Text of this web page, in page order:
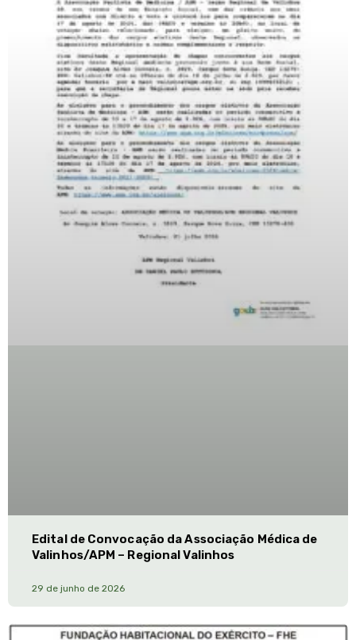
Edital de Convocação da Associação Médica de
Valinhos/APM – Regional Valinhos
29 de junho de 2026